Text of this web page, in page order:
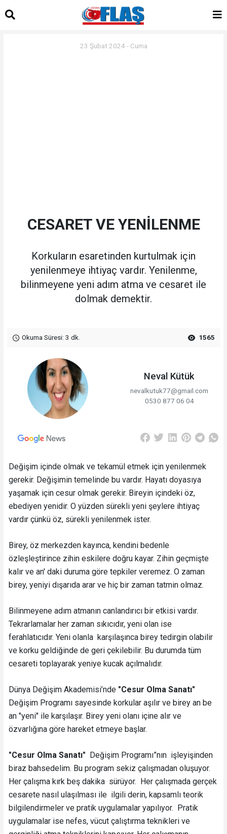
23 Şubat 2024 - Cuma
CESARET VE YENİLENME
Korkuların esaretinden kurtulmak için
yenilenmeye ihtiyaç vardır. Yenilenme,
bilinmeyene yeni adım atma ve cesaret ile
dolmak demektir.
Okuma Süresi: 3 dk. 1565
Neval Kütük
nevalkutuk77@gmail.com
0530 877 06 04
Değişim içinde olmak ve tekamül etmek için yenilenmek
gerekir. Değişimin temelinde bu vardır. Hayatı doyasıya
yaşamak için cesur olmak gerekir. Bireyin içindeki öz,
ebediyen yenidir. O yüzden sürekli yeni şeylere ihtiyaç
vardır çünkü öz, sürekli yenilenmek ister.
Birey, öz merkezden kayınca, kendini bedenle
özleşleştirince zihin eskilere doğru kayar. Zihin geçmişte
kalır ve an' daki duruma göre tepkiler veremez. O zaman
birey, yeniyi dışarıda arar ve hiç bir zaman tatmin olmaz.
Bilinmeyene adım atmanın canlandırıcı bir etkisi vardır.
Tekrarlamalar her zaman sıkıcıdır, yeni olan ise
ferahlatıcıdır. Yeni olanla karşılaşınca birey tedirgin olabilir
ve korku geldiğinde de geri çekilebilir. Bu durumda tüm
cesareti toplayarak yeniye kucak açılmalıdır.
Dünya Değişim Akademisi’nde"Cesur Olma Sanatı"
Değişim Programı sayesinde korkular aşılır ve birey an be
an "yeni" ile karşılaşır. Birey yeni olanı içine alır ve
özvarlığına göre hareket etmeye başlar.
"Cesur Olma Sanatı"
Değişim Programı”nın işleyişinden
biraz bahsedelim. Bu program sekiz çalışmadan oluşuyor.
Her çalışma kırk beş dakika sürüyor. Her çalışmada gerçek
cesarete nasıl ulaşılması ile ilgili derin, kapsamlı teorik
bilgilendirmeler ve pratik uygulamalar yapılıyor. Pratik
uygulamalar ise nefes, vücut çalıştırma teknikleri ve